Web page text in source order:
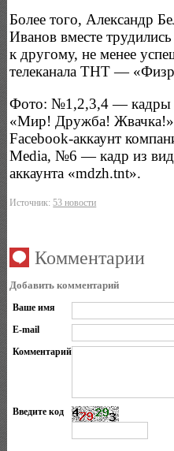
Более того, Александр
Иванов вместе
к другому, не менее
телеканала ТНТ —
Фото: №1,2,3,4 — кадры
«Мир! Дружба!
Facebook-аккаунт
Media, №6 — кадр из
аккаунта «mdzh.tnt».
Источник:53 новости
Комментарии
Добавить комментарий
Ваше имя
E-mail
Комментарий
Введите код